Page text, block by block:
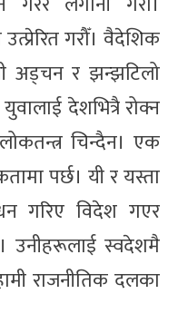
गरौँ। वैदेशिक
अड्चन र झन्झटिलो
देशभित्रै रोक्न
चिन्दैन। एक
पर्छ। यी र यस्ता
गरिए विदेश गएर
उनीहरूलाई स्वदेशमै
राजनीतिक दलका